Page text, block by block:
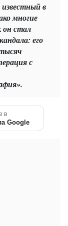
в
многие
он стал
его
с
в
Google